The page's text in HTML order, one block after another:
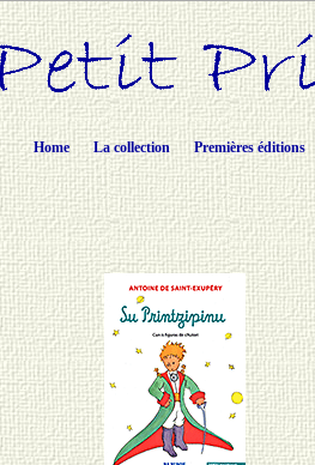
Home La collection Premières éditions